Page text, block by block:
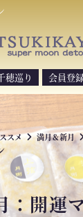
穂巡り 会員登
スメ 満月＆新月
：開運